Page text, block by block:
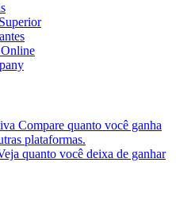
Compare quanto você ganha
plataformas.
quanto você deixa de ganhar